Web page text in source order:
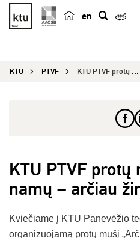
en
e
KTU PTVF KTU PTVF protų mūšis „Arčiau namų – arčiau žinių“.
KTU PTVF
namų – arčiau
Kviečiame į KTU Panevėžio
organizuojamą protų mūšį